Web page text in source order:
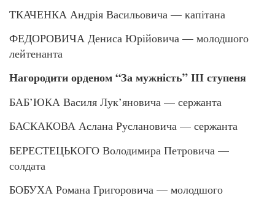
ТКАЧЕНКА Андрія Васильовича — капітана
ФЕДОРОВИЧА Дениса Юрійовича — молодшого
лейтенанта
Нагородити орденом “За мужність” ІІІ ступеня
БАБ’ЮКА Василя Лук’яновича — сержанта
БАСКАКОВА Аслана Руслановича — сержанта
БЕРЕСТЕЦЬКОГО Володимира Петровича —
солдата
БОБУХА Романа Григоровича — молодшого